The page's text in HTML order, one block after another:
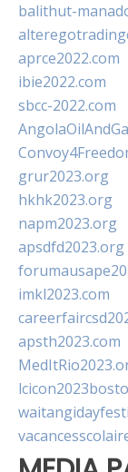
balithut-
aprce2022.com
ibie2022.com
sbcc-2022.com
grur2023.org
hkhk2023.org
napm2023.org
apsdfd2023.org
imkl2023.com
apsth2023.com